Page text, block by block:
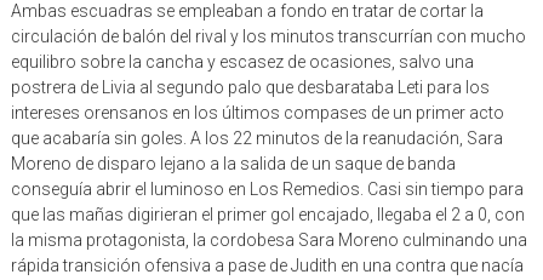
Ambas escuadras se empleaban a fondo en tratar de cortar la
circulación de balón del rival y los minutos transcurrían con mucho
equilibro sobre la cancha y escasez de ocasiones, salvo una
postrera de Livia al segundo palo que desbarataba Leti para los
intereses orensanos en los últimos compases de un primer acto
que acabaría sin goles. A los 22 minutos de la reanudación, Sara
Moreno de disparo lejano a la salida de un saque de banda
conseguía abrir el luminoso en Los Remedios. Casi sin tiempo para
que las mañas digirieran el primer gol encajado, llegaba el 2 a 0, con
la misma protagonista, la cordobesa Sara Moreno culminando una
rápida transición ofensiva a pase de Judith en una contra que nacía